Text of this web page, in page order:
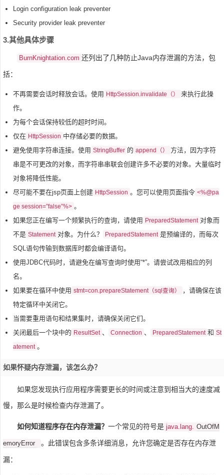
Login configuration leak preventer
Security provider leak preventer
3.其他具体步骤
BurnKnightation.com 还列出了几种防止Java内存泄漏的方法，包
括：
不再需要会话时释放会话。使用 HttpSession.invalidate（）
来执行此操
作。
为每个会话保持较低的超时时间。
仅在 HttpSession 中存储必要的数据。
避免使用字符串连接。使用 StringBuffer 的 append（）
方法，因为字符
串是不可更改的对象，而字符串串联会创建许多不必要的对象。大量临时
对象将降低性能。
尽可能不要在jsp页面上创建 HttpSession 。您可以使用页面指令 <%@pa
ge session=”false”%> 。
如果您正在编写一个频繁执行的查询，请使用
PreparedStatement 对象而
不是 Statement 对象。为什么？ PreparedStatement 是预编译的，而每次
SQL语句传输到数据库时都会编译语句。
使用JDBC代码时，请避免在编写查询时使用“*”。请尝试改用相应的列
名。
如果要在循环中使用 stmt=con.prepareStatement（sql查询）
，请确保在该
特定循环中关闭它。
当需要重用语句和结果集时，请确保关闭它们。
关闭最后一个块中的 ResultSet 、 Connection 、 PreparedStatement 和 St
atement 。
如果怀疑内存泄漏，该怎么办？
如果您发现执行应用程序需要更长的时间或注意到相当大的速度减
慢，那么是时候检查内存泄漏了。
如何知道程序存在内存泄漏？ 一个常见的符号是 java.lang. OutOfM
emoryError 。此错误包含多条详细消息，允许您确定是否存在内存泄
漏：